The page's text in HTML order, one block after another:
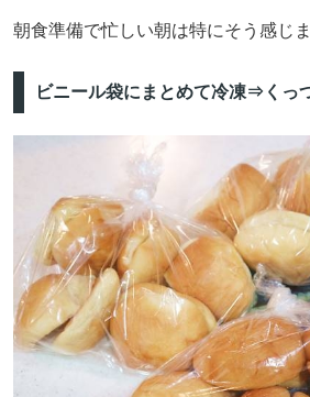
朝食準備で忙しい朝は特にそう感じま
ビニール袋にまとめて冷凍⇒くっ